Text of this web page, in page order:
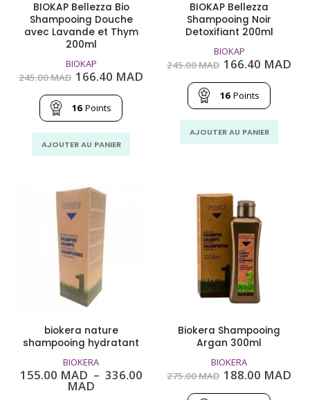
BIOKAP Bellezza Bio
Shampooing Douche
avec Lavande et Thym
200ml
BIOKAP
245.00MAD Le
initial
était :
245.00
MAD.
166.40 MAD
166.40
16 Points
AJOUTER AU PANIER
BIOKAP Bellezza
Shampooing Noir
Detoxifiant 200ml
BIOKAP
245.00MAD Le
initial
était :
245.00
MAD.
166.40 MAD
16 Points
AJOUTER AU PANIER
biokera nature
shampooing hydratant
BIOKERA
155.00 MAD – 336.00
MAD
Biokera Shampooing
Argan 300ml
BIOKERA
275.00MAD Le
initial
188.00 MAD